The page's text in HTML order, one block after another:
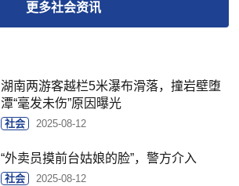
更多社会资讯
湖南两游客越栏5米瀑布滑落，撞岩壁堕
潭“毫发未伤”原因曝光
社会 2025-08-12
“外卖员摸前台姑娘的脸”，警方介入
社会 2025-08-12